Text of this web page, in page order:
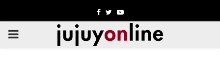
Facebook
TwitterYoutube
PRIMARY